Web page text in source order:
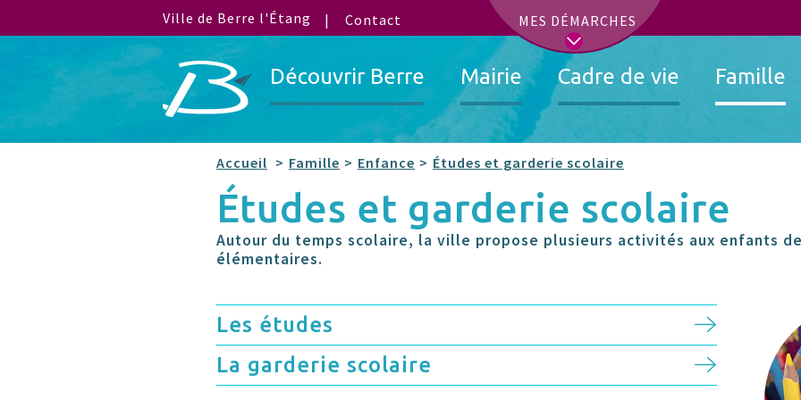
Ville de Berre l'Étang MES DÉMARCHES
Contact
Découvrir Berre Mairie Cadre de vie Famille
Accueil Famille Enfance Études et garderie scolaire
Études et garderie scolaire
Autour du temps scolaire, la ville propose plusieurs activités aux enfants
élémentaires.
Les études
La garderie scolaire